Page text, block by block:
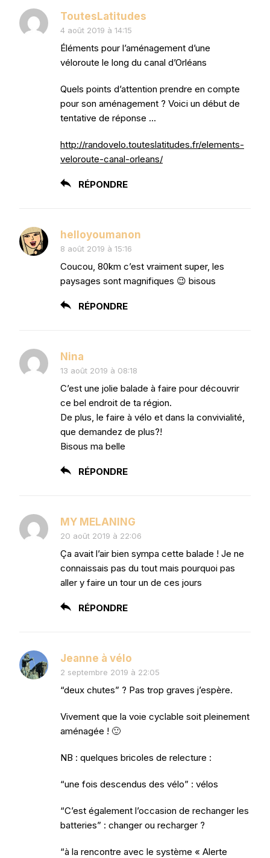
ToutesLatitudes
4 août 2019 à 14:15
Éléments pour l’aménagement d’une
véloroute le long du canal d’Orléans
Quels points d’attention prendre en compte
pour son aménagement ? Voici un début de
tentative de réponse …
http://randovelo.touteslatitudes.fr/elements-
veloroute-canal-orleans/
RÉPONDRE
helloyoumanon
8 août 2019 à 15:16
Coucou, 80km c’est vraiment super, les
paysages sont magnifiques 😉 bisous
RÉPONDRE
Nina
13 août 2019 à 08:18
C’est une jolie balade à faire pour découvrir
ce bel endroit de ta région.
De plus, le faire à vélo et dans la convivialité,
que demandez de plus?!
Bisous ma belle
RÉPONDRE
MY MELANING
20 août 2019 à 22:06
Ça avait l’air bien sympa cette balade ! Je ne
connaissais pas du tout mais pourquoi pas
aller y faire un tour un de ces jours
RÉPONDRE
Jeanne à vélo
2 septembre 2019 à 22:05
“deux chutes” ? Pas trop graves j’espère.
Vivement que la voie cyclable soit pleinement
aménagée ! 🙂
NB : quelques bricoles de relecture :
“une fois descendus des vélo” : vélos
“C’est également l’occasion de rechanger les
batteries” : changer ou recharger ?
“à la rencontre avec le système « Alerte